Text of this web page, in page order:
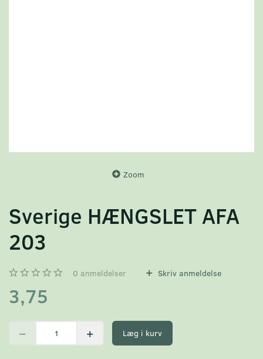
Zoom
Sverige HÆNGSLET AFA
203
0 anmeldelser Skriv anmeldelse
3,75
Læg i kurv